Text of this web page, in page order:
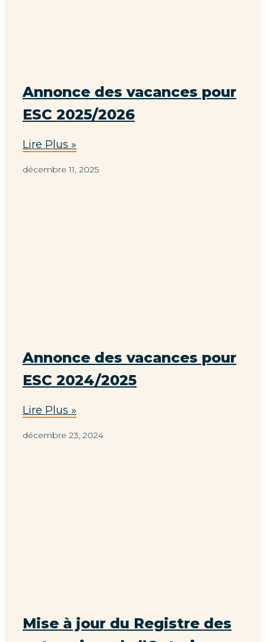
Annonce des vacances pour
ESC 2025/2026
Lire Plus »
décembre 11, 2025
Annonce des vacances pour
ESC 2024/2025
Lire Plus »
décembre 23, 2024
Mise à jour du Registre des